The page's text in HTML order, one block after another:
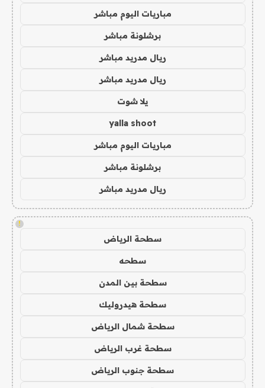
مباريات اليوم مباشر
برشلونة مباشر
ريال مدريد مباشر
ريال مدريد مباشر
يلا شوت
yalla shoot
مباريات اليوم مباشر
برشلونة مباشر
ريال مدريد مباشر
!
سطحة الرياض
سطحه
سطحة بين المدن
سطحة هيدروليك
سطحة شمال الرياض
سطحة غرب الرياض
سطحة جنوب الرياض